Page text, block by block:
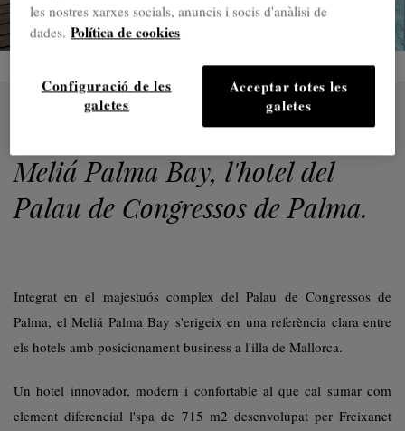
Spa de Freixanet Wellness a
Meliá Palma Bay, l'hotel del
Palau de Congressos de Palma.
Integrat en el majestuós complex del Palau de Congressos de
Palma, el Meliá Palma Bay s'erigeix en una referència clara entre
els hotels amb posicionament business a l'illa de Mallorca.
Un hotel innovador, modern i confortable al que cal sumar com
element diferencial l'spa de 715 m2 desenvolupat per Freixanet
les nostres xarxes socials, anuncis i socis d'anàlisi de
dades. Política de cookies
Acceptar totes les
galetes
Configuració de les
galetes